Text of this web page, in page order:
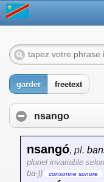
garder freetext
nsango
nsangó, pl.
pluriel invariable
ba-))
consonne sonore